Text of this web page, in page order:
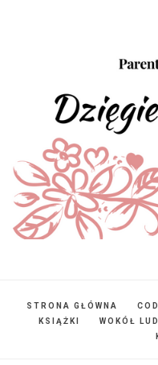
STRONA GŁÓWNA
KSIĄŻKI
WOKÓŁ